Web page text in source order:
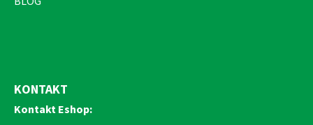
KONTAKT
Kontakt Eshop: